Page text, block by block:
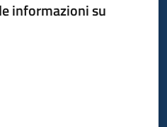
informazioni su